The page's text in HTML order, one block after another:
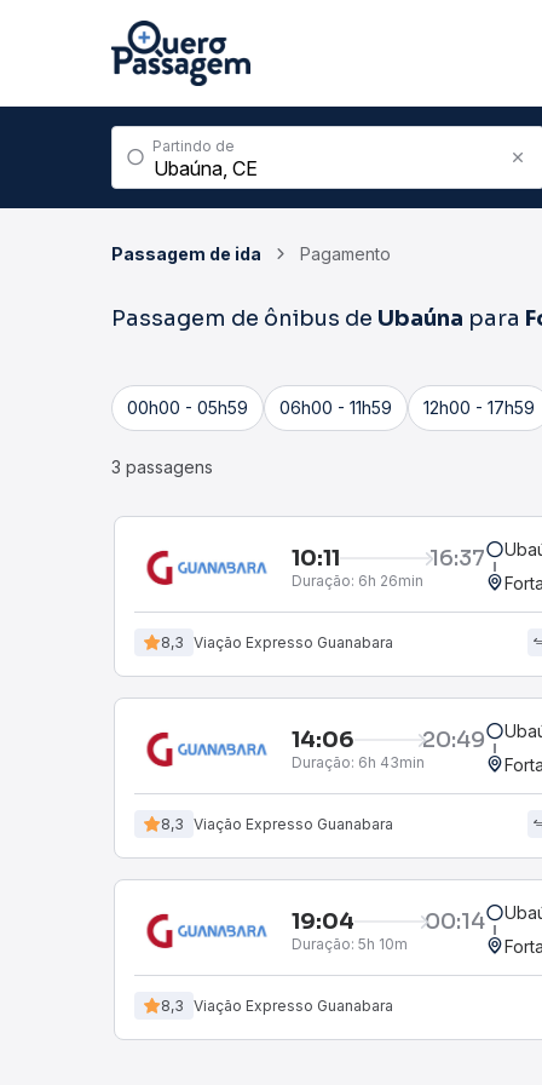
Partindo de
Passagem de ida Pagamento
Passagem de ônibus de Ubaúna para
00h00 - 05h59 06h00 - 11h59 12h00 - 17h59
3 passagens
10:11 16:37
Duração: 6h 26min
8,3 Viação Expresso Guanabara
14:06 20:49
Duração: 6h 43min
8,3 Viação Expresso Guanabara
19:04 00:14
Duração: 5h 10m
8,3 Viação Expresso Guanabara